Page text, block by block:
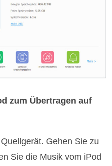
zum Übertragen auf
Gehen Sie zu
Sie die Musik vom iPod